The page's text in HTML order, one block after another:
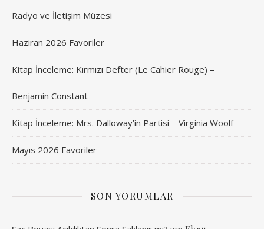
Radyo ve İletişim Müzesi
Haziran 2026 Favoriler
Kitap İnceleme: Kırmızı Defter (Le Cahier Rouge) –
Benjamin Constant
Kitap İnceleme: Mrs. Dalloway’in Partisi – Virginia Woolf
Mayıs 2026 Favoriler
SON YORUMLAR